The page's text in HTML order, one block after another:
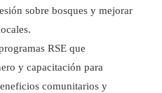
sobre bosques y mejorar
RSE que
y capacitación para
comunitarios y